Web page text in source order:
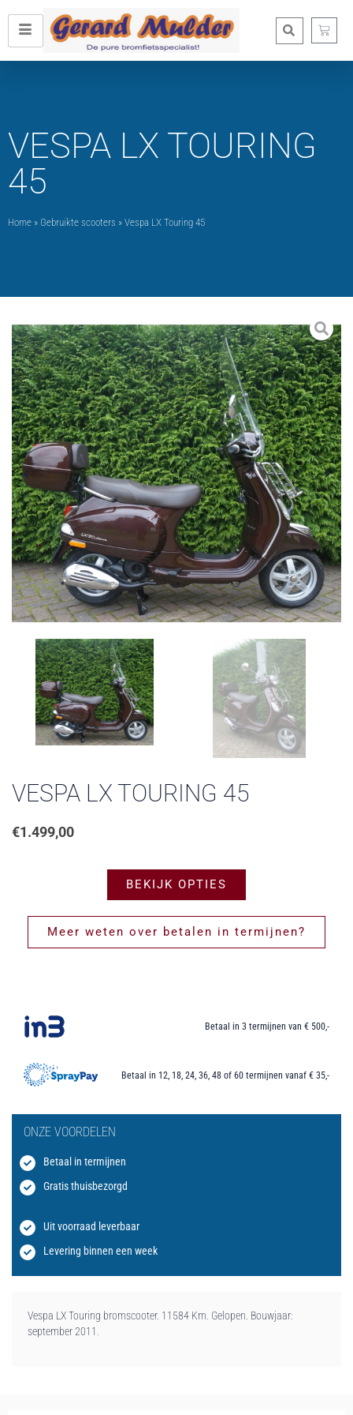
VESPA LX TOURING
45
Home » Gebruikte scooters » Vespa LX Touring 45
VESPA LX TOURING 45
€1.499,00
BEKIJK OPTIES
Meer weten over betalen in termijnen?
Betaal in 3 termijnen van € 500,-
Betaal in 12, 18, 24, 36, 48 of 60 termijnen vanaf € 35,-
ONZE VOORDELEN
Betaal in termijnen
Gratis thuisbezorgd
Uit voorraad leverbaar
Levering binnen een week
Vespa LX Touring bromscooter. 11584 Km. Gelopen. Bouwjaar:
september 2011.